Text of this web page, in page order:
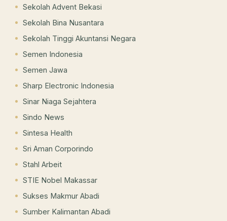
Sekolah Advent Bekasi
Sekolah Bina Nusantara
Sekolah Tinggi Akuntansi Negara
Semen Indonesia
Semen Jawa
Sharp Electronic Indonesia
Sinar Niaga Sejahtera
Sindo News
Sintesa Health
Sri Aman Corporindo
Stahl Arbeit
STIE Nobel Makassar
Sukses Makmur Abadi
Sumber Kalimantan Abadi